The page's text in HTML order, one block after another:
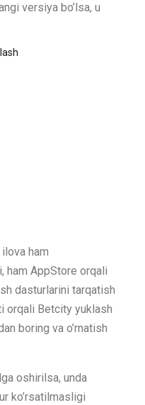
versiya bo’lsa, u
ham
ham AppStore orqali
dasturlarini tarqatish
orqali Betcity yuklash
boring va o’rnatish
oshirilsa, unda
ko’rsatilmasligi